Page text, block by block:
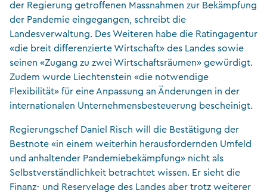
der Regierung getroffenen Massnahmen zur Bekämpfung
der Pandemie eingegangen, schreibt die
Landesverwaltung. Des Weiteren habe die Ratingagentur
«die breit differenzierte Wirtschaft» des Landes sowie
seinen «Zugang zu zwei Wirtschaftsräumen» gewürdigt.
Zudem wurde Liechtenstein «die notwendige
Flexibilität» für eine Anpassung an Änderungen in der
internationalen Unternehmensbesteuerung bescheinigt.
Regierungschef Daniel Risch will die Bestätigung der
Bestnote «in einem weiterhin herausfordernden Umfeld
und anhaltender Pandemiebekämpfung» nicht als
Selbstverständlichkeit betrachtet wissen. Er sieht die
Finanz- und Reservelage des Landes aber trotz weiterer